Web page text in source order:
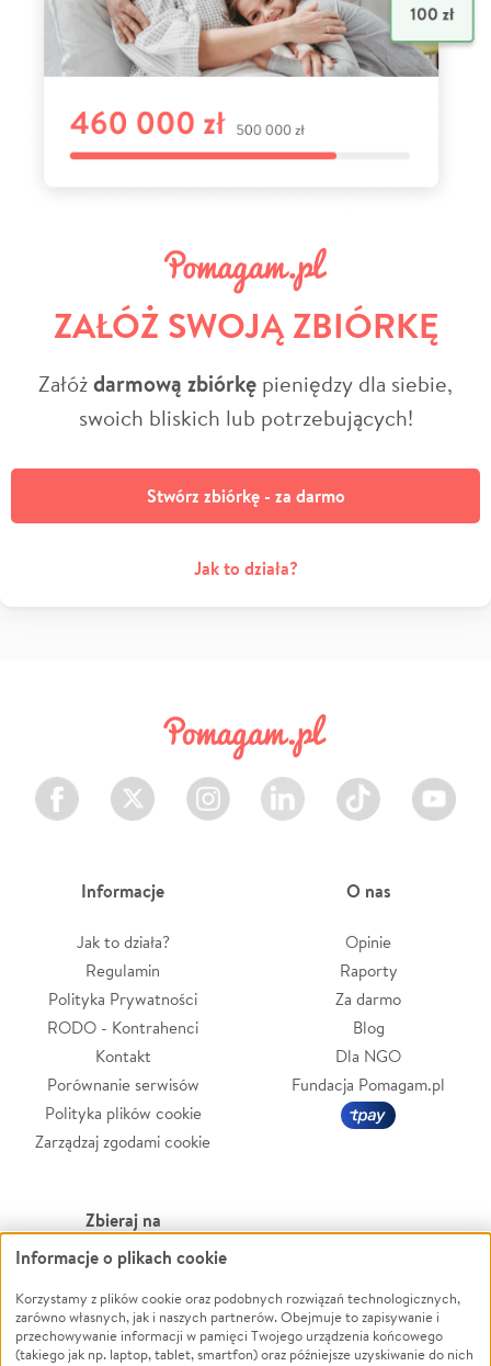
ZAŁÓŻ SWOJĄ ZBIÓRKĘ
Załóżdarmową zbiórkę pieniędzy dla siebie,
swoich bliskich lub potrzebujących!
Stwórz zbiórkę - za darmo
Jak to działa?
Facebook Twitter Instagram LinkedIn TikTok Youtube
Informacje
Jak to działa?
Regulamin
Polityka Prywatności
RODO - Kontrahenci
Kontakt
Porównanie serwisów
Polityka plików cookie
Zarządzaj zgodami cookie
O nas
Opinie
Raporty
Za darmo
Blog
Dla NGO
Fundacja Pomagam.pl
Zbieraj na
Leczenie
Zwierzęta
Pożar
Ukraina
Powódź
Wichura
NGO
Informacje o plikach cookie
Korzystamy z plików cookie oraz podobnych rozwiązań technologicznych,
zarówno własnych, jak i naszych partnerów. Obejmuje to zapisywanie i
przechowywanie informacji w pamięci Twojego urządzenia końcowego
(takiego jak np. laptop, tablet, smartfon) oraz późniejsze uzyskiwanie do nich